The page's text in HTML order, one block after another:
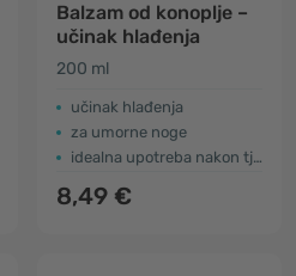
Balzam od konoplje –
učinak hlađenja
200 ml
učinak hlađenja
za umorne noge
idealna upotreba nakon tjelovježbe
8,49 €